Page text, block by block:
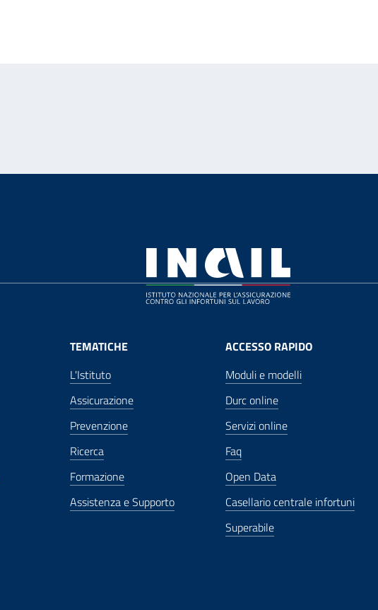
TEMATICHE
L'Istituto
Assicurazione
Prevenzione
Ricerca
Formazione
Assistenza e Supporto
ACCESSO RAPIDO
Moduli e modelli
Durc online
Servizi online
Faq
Open Data
Casellario centrale infortuni
Superabile